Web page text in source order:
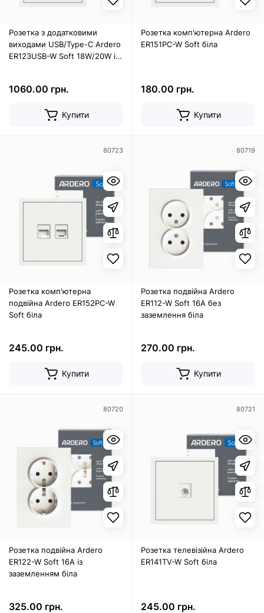
Розетка з додатковими
виходами USB/Type-C Ardero
ER123USB-W Soft 18W/20W із
1060.00 грн.
Купити
Розетка комп'ютерна Ardero
ER151PC-W Soft біла
180.00 грн.
Купити
80723
Розетка комп'ютерна
подвійна Ardero ER152PC-W
Soft біла
245.00 грн.
Купити
80719
Розетка подвійна Ardero
ER112-W Soft 16А без
заземлення біла
270.00 грн.
Купити
80720
Розетка подвійна Ardero
ER122-W Soft 16А із
заземленням біла
325.00 грн.
80721
Розетка телевізійна Ardero
ER141TV-W Soft біла
245.00 грн.